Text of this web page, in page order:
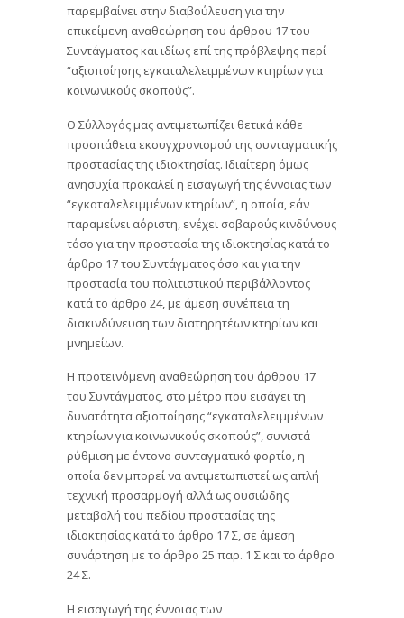
παρεμβαίνει στην διαβούλευση για την
επικείμενη αναθεώρηση του άρθρου 17 του
Συντάγματος και ιδίως επί της πρόβλεψης περί
“αξιοποίησης εγκαταλελειμμένων κτηρίων για
κοινωνικούς σκοπούς”.
Ο Σύλλογός μας αντιμετωπίζει θετικά κάθε
προσπάθεια εκσυγχρονισμού της συνταγματικής
προστασίας της ιδιοκτησίας. Ιδιαίτερη όμως
ανησυχία προκαλεί η εισαγωγή της έννοιας των
“εγκαταλελειμμένων κτηρίων”, η οποία, εάν
παραμείνει αόριστη, ενέχει σοβαρούς κινδύνους
τόσο για την προστασία της ιδιοκτησίας κατά το
άρθρο 17 του Συντάγματος όσο και για την
προστασία του πολιτιστικού περιβάλλοντος
κατά το άρθρο 24, με άμεση συνέπεια τη
διακινδύνευση των διατηρητέων κτηρίων και
μνημείων.
Η προτεινόμενη αναθεώρηση του άρθρου 17
του Συντάγματος, στο μέτρο που εισάγει τη
δυνατότητα αξιοποίησης “εγκαταλελειμμένων
κτηρίων για κοινωνικούς σκοπούς”, συνιστά
ρύθμιση με έντονο συνταγματικό φορτίο, η
οποία δεν μπορεί να αντιμετωπιστεί ως απλή
τεχνική προσαρμογή αλλά ως ουσιώδης
μεταβολή του πεδίου προστασίας της
ιδιοκτησίας κατά το άρθρο 17 Σ, σε άμεση
συνάρτηση με το άρθρο 25 παρ. 1 Σ και το άρθρο
24 Σ.
Η εισαγωγή της έννοιας των